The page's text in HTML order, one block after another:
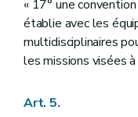
« 17° une
établie avec les
multidisciplinaires
les missions visées
Art. 5.